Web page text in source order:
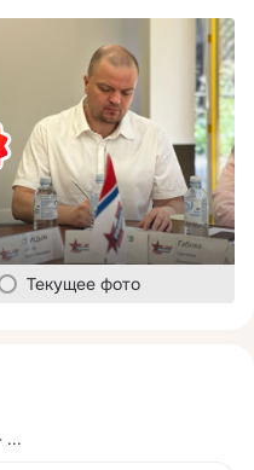
Текущее фото
...